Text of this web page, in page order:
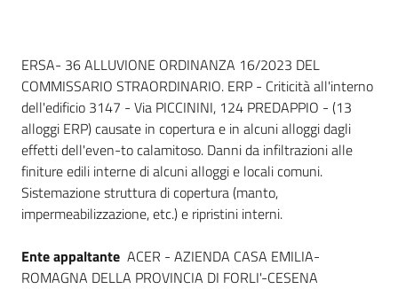
su
Dati del bando
ERSA- 36 ALLUVIONE ORDINANZA 16/2023 DEL
COMMISSARIO STRAORDINARIO. ERP - Criticità all'interno
dell'edificio 3147 - Via PICCININI, 124 PREDAPPIO - (13
alloggi ERP) causate in copertura e in alcuni alloggi dagli
effetti dell'even-to calamitoso. Danni da infiltrazioni alle
finiture edili interne di alcuni alloggi e locali comuni.
Sistemazione struttura di copertura (manto,
impermeabilizzazione, etc.) e ripristini interni.
Ente appaltante ACER - AZIENDA CASA EMILIA-
ROMAGNA DELLA PROVINCIA DI FORLI'-CESENA